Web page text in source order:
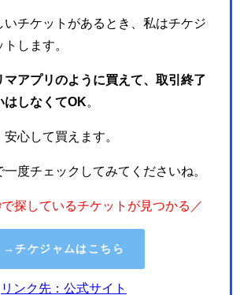
いチケットがあるとき、私はチケジ
します。
マアプリのように買えて、取引終了
はしなくてOK
心して買えます。
度チェックしてみてくださいね。
探しているチケットが見つかる／
→チケジャムはこちら
リンク先：公式サイト